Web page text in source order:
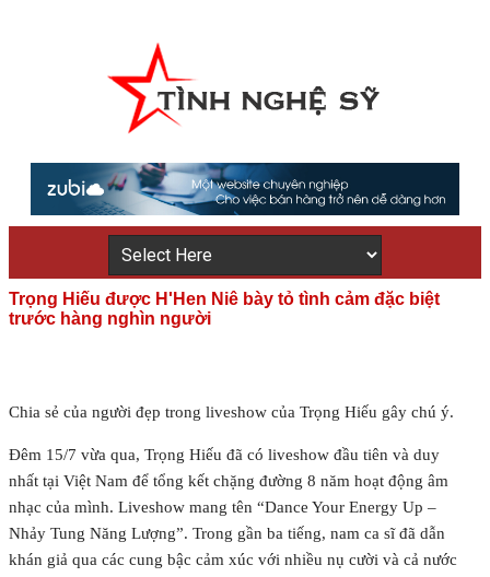
Trọng Hiếu được H'Hen Niê bày tỏ tình cảm đặc biệt
trước hàng nghìn người
Chia sẻ của người đẹp trong liveshow của Trọng Hiếu gây chú ý.
Đêm 15/7 vừa qua, Trọng Hiếu đã có liveshow đầu tiên và duy
nhất tại Việt Nam để tổng kết chặng đường 8 năm hoạt động âm
nhạc của mình. Liveshow mang tên “Dance Your Energy Up –
Nhảy Tung Năng Lượng”. Trong gần ba tiếng, nam ca sĩ đã dẫn
khán giả qua các cung bậc cảm xúc với nhiều nụ cười và cả nước